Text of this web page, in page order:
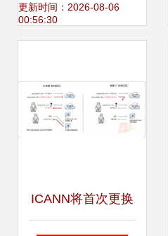
共享可信赖网络服
更新时间：2026-08-06
00:56:30
ICANN将首次更换